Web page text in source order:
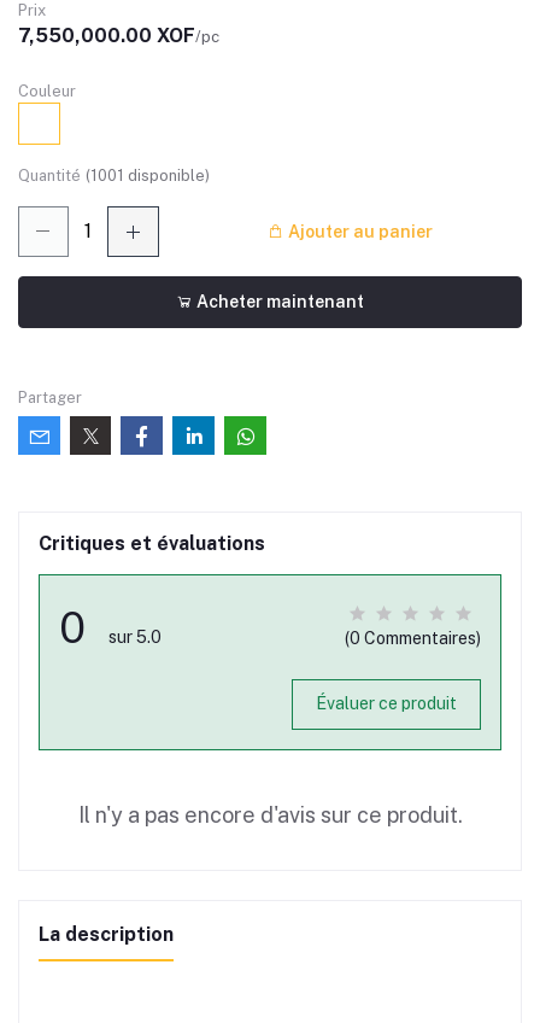
Prix
7,550,000.00 XOF/pc
Couleur
Quantité (1001 disponible)
Ajouter au panier
Acheter maintenant
Partager
Critiques et évaluations
0 sur 5.0 (0 Commentaires)
Évaluer ce produit
Il n'y a pas encore d'avis sur ce produit.
La description